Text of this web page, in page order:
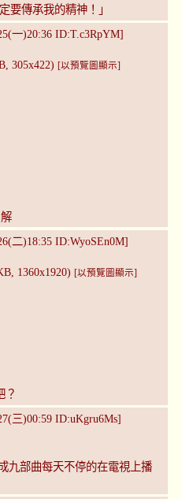
要傳承我的精神！」
一)20:36 ID:T.c3RpYM]
305x422) [以預覽圖顯示]
二)18:35 ID:WyoSEn0M]
1360x1920) [以預覽圖顯示]
？
三)00:59 ID:uKgru6Ms]
九部曲每天不停的在電視上播